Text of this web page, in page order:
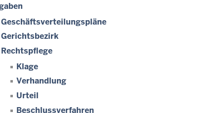
Geschäftsverteilungspläne
Gerichtsbezirk
Rechtspflege
Klage
Verhandlung
Urteil
Beschlussverfahren